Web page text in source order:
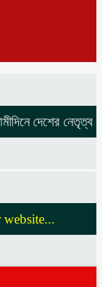
দেশের নেতৃত্ব